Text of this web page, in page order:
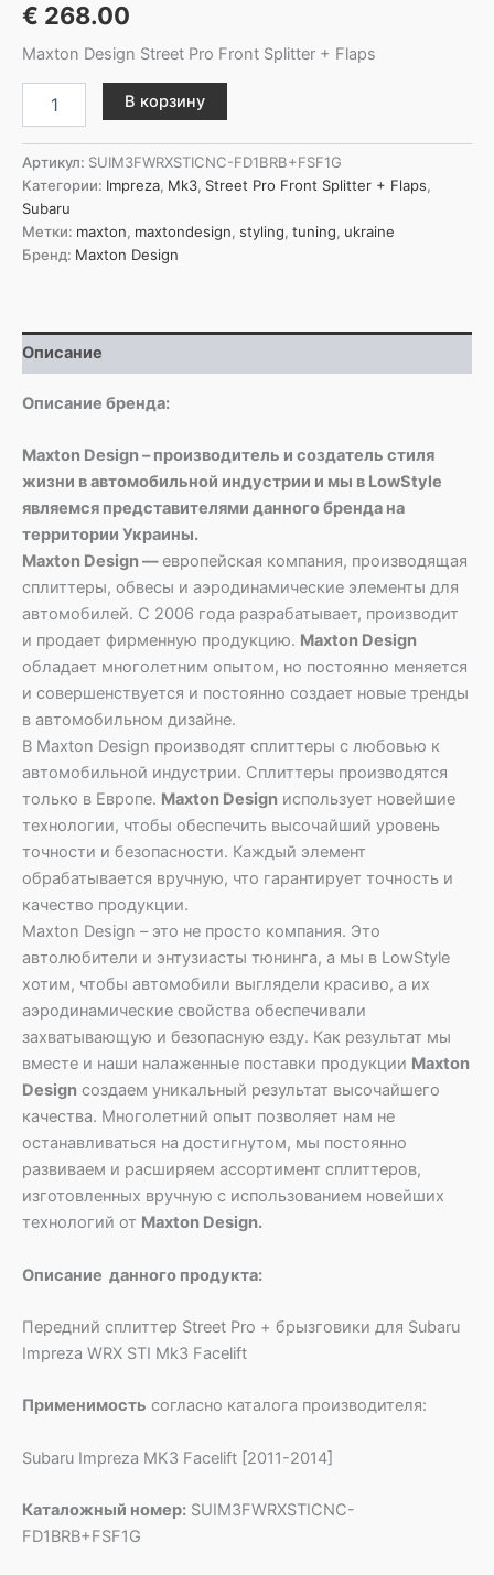
€ 268.00
Maxton Design Street Pro Front Splitter + Flaps
товара
Design
Передний
сплиттер
Street
Pro
Subaru
Impreza
WRX
STI
Facelift
В корзину
Артикул: SUIM3FWRXSTICNC-FD1BRB+FSF1G
Категории: Impreza, Mk3, Street Pro Front Splitter + Flaps,
Subaru
Метки: maxton, maxtondesign, styling, tuning, ukraine
Бренд: Maxton Design
Описание
Описание бренда:
Maxton Design – производитель и создатель стиля
жизни в автомобильной индустрии и мы в LowStyle
являемся представителями данного бренда на
территории Украины.
Maxton Design —европейская компания, производящая
сплиттеры, обвесы и аэродинамические элементы для
автомобилей. С 2006 года разрабатывает, производит
и продает фирменную продукцию. Maxton Design
обладает многолетним опытом, но постоянно меняется
и совершенствуется и постоянно создает новые тренды
в автомобильном дизайне.
В Maxton Design производят сплиттеры с любовью к
автомобильной индустрии. Сплиттеры производятся
только в Европе. Maxton Design использует новейшие
технологии, чтобы обеспечить высочайший уровень
точности и безопасности. Каждый элемент
обрабатывается вручную, что гарантирует точность и
качество продукции.
Maxton Design – это не просто компания. Это
автолюбители и энтузиасты тюнинга, а мы в LowStyle
хотим, чтобы автомобили выглядели красиво, а их
аэродинамические свойства обеспечивали
захватывающую и безопасную езду. Как результат мы
вместе и наши налаженные поставки продукции Maxton
Design создаем уникальный результат высочайшего
качества. Многолетний опыт позволяет нам не
останавливаться на достигнутом, мы постоянно
развиваем и расширяем ассортимент сплиттеров,
изготовленных вручную с использованием новейших
технологий от Maxton Design.
Описание данного продукта:
Передний сплиттер Street Pro + брызговики для Subaru
Impreza WRX STI Mk3 Facelift
Применимость согласно каталога производителя:
Subaru Impreza MK3 Facelift [2011-2014]
Каталожный номер: SUIM3FWRXSTICNC-
FD1BRB+FSF1G